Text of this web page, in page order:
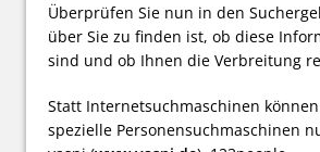
Überprüfen Sie nun in den
über Sie zu finden ist, ob diese
sind und ob Ihnen die Verbreitung
Statt Internetsuchmaschinen
spezielle Personensuchmaschinen